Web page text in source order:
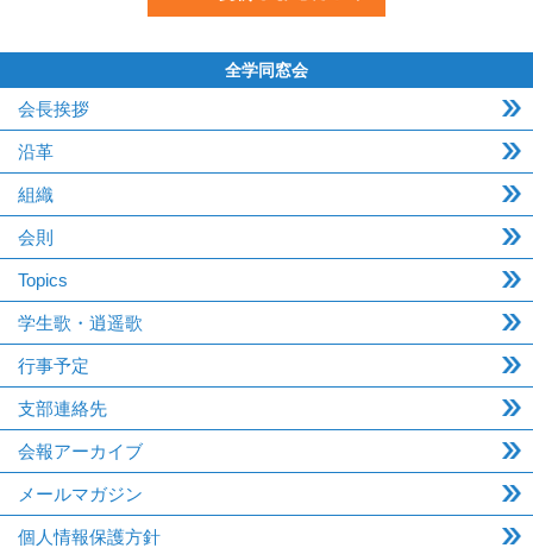
全学同窓会
会長挨拶
沿革
組織
会則
Topics
学生歌・逍遥歌
行事予定
支部連絡先
会報アーカイブ
メールマガジン
個人情報保護方針